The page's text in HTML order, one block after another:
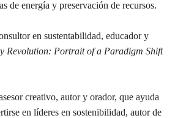
de energía y preservación de recursos.
en sustentabilidad, educador y
Revolution: Portrait of a Paradigm Shift
creativo, autor y orador, que ayuda
en líderes en sostenibilidad, autor de